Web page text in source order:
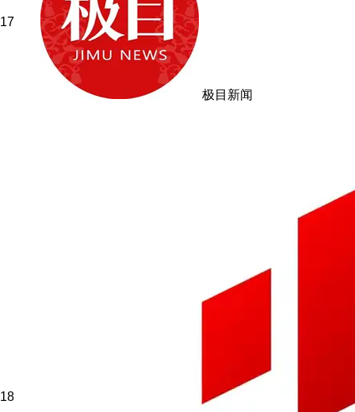
17
极目新闻
18